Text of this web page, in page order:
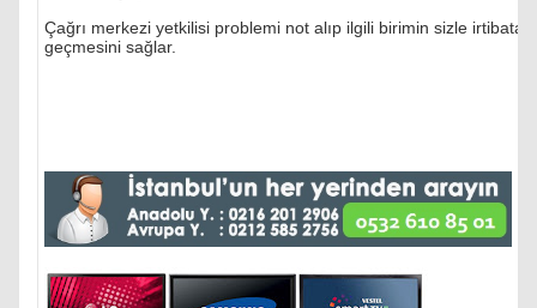
Çağrı merkezi yetkilisi problemi not alıp ilgili birimin sizle irtibata
geçmesini sağlar.